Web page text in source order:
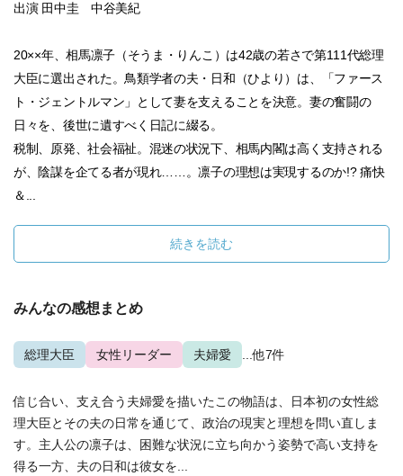
出演 田中圭 中谷美紀
20××年、相馬凛子（そうま・りんこ）は42歳の若さで第111代総理
大臣に選出された。鳥類学者の夫・日和（ひより）は、「ファース
ト・ジェントルマン」として妻を支えることを決意。妻の奮闘の
日々を、後世に遺すべく日記に綴る。
税制、原発、社会福祉。混迷の状況下、相馬内閣は高く支持される
が、陰謀を企てる者が現れ……。凛子の理想は実現するのか!? 痛快
＆...
続きを読む
みんなの感想まとめ
総理大臣 女性リーダー 夫婦愛 ...他7件
信じ合い、支え合う夫婦愛を描いたこの物語は、日本初の女性総
理大臣とその夫の日常を通じて、政治の現実と理想を問い直しま
す。主人公の凛子は、困難な状況に立ち向かう姿勢で高い支持を
得る一方、夫の日和は彼女を...